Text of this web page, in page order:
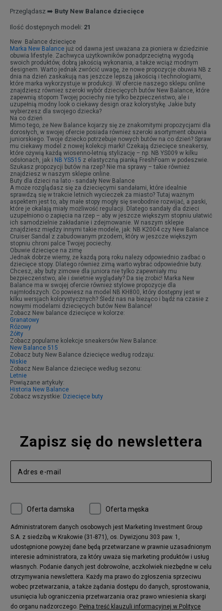
Przeglądasz ➡️ Buty New Balance dziecięce
Ilość dostępnych modeli: 21
New Balance dziecięce
Marka New Balance już od dawna jest uważana za pioniera w dziedzinie
obuwia lifestyle. Zachwyca użytkowników ponadprzeciętną wygodą
swoich produktów, dobrą jakością wykonania, a także wciąż modnym
designem. Warto jednak zwrócić uwagę, że nowe propozycje obuwia NB z
dnia na dzień zaskakują nas jeszcze lepszą jakością i technologiami,
które marka wykorzystuje w produkcji. W ofercie naszego sklepu online
znajdziesz również szeroki wybór dziecięcych butów New Balance, które
zapewnią stopom Twojej pociechy nie tylko bezpieczeństwo, ale i
uzupełnią modny look o ciekawy design oraz kolorystykę. Jakie buty
wybierzesz dla swojego dziecka?
Na co dzień
Mimo tego, że New Balance kojarzy się ze znakomitymi propozycjami dla
dorosłych, w swojej ofercie posiada również szeroki asortyment obuwia
juniorskiego. Twoje dziecko potrzebuje nowych butów na co dzień? Spraw
mu ciekawy model z nowej kolekcji marki! Czekają dziecięce sneakersy,
które ożywią każdą wiosenno-letnią stylizację – np. NB YS009 w kilku
odsłonach, jak i NB YS515 z elastyczną pianką FreshFoam w podeszwie.
Szukasz propozycji butów na rzep? Nie ma sprawy – takie również
znajdziesz w naszym sklepie online.
Buty dla dzieci na lato - sandały New Balance
A może rozglądasz się za dziecięcymi sandałami, które idealnie
sprawdzą się w trakcie letnich wycieczek za miasto? Tutaj ważnym
aspektem jest to, aby małe stopy mogły się swobodnie rozwijać, a paski,
które je okalają miały możliwość regulacji. Dlatego sandały dla dzieci
uzupełniono o zapięcia na rzep – aby w jeszcze większym stopniu ułatwić
ich samodzielnie zakładanie i zdejmowanie. W naszym sklepie
znajdziesz między innymi takie modele, jak: NB K2004 czy New Balance
Cruiser Sandal z zabudowanym przodem, który w jeszcze większym
stopniu chroni palce Twojej pociechy.
Obuwie dziecięce na zimę
Jednak dobrze wiemy, że każdą porą roku należy odpowiednio zadbać o
dziecięce stopy. Dlatego również zimą warto wybrać odpowiednie buty.
Chcesz, aby buty zimowe dla juniora nie tylko zapewniały mu
bezpieczeństwo, ale i świetnie wyglądały? Da się zrobić! Marka New
Balance ma w swojej ofercie również stylowe propozycje dla
najmłodszych. Co powiesz na model NB KH800, który dostępny jest w
kilku wersjach kolorystycznych? Śledź nas na bieżąco i bądź na czasie z
nowymi modelami dziecięcych butów New Balance!
Zobacz New balance dziecięce w kolorze:
Granatowy
Różowy
Żółty
Zobacz popularne kolekcje sneakersów New Balance:
New Balance 515
Zobacz buty New Balance dziecięce według rodzaju:
Niskie
Zobacz New Balance dziecięce według sezonu:
Letnie
Powiązane artykuły:
Historia New Balance
Zobacz wszystkie: Dziecięce buty
Zapisz się do newslettera
Oferta damska Oferta męska
Administratorem danych osobowych jest Marketing Investment Group
S.A. z siedzibą w Krakowie (31-871), os. Dywizjonu 303 paw. 1,
udostępnione powyżej dane będą przetwarzane w prawnie uzasadnionym
interesie administratora, za który uważa się marketing produktów i usług
własnych. Podanie danych jest dobrowolne, aczkolwiek niezbędne w celu
otrzymywania newslettera. Każdy ma prawo do zgłoszenia sprzeciwu
wobec przetwarzania, a także żądania dostępu do danych, sprostowania,
usunięcia lub ograniczenia przetwarzania oraz prawo wniesienia skargi
do organu nadzorczego. Pełna treść klauzuli informacyjnej w Polityce